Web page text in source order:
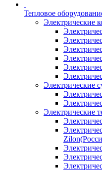
Тепловое
Электрические
Электрические
Электрические